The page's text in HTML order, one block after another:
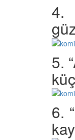
4.
5.
6.
Evde Kediler
Kedilerin Kutsal
Yasalara
Dünyası